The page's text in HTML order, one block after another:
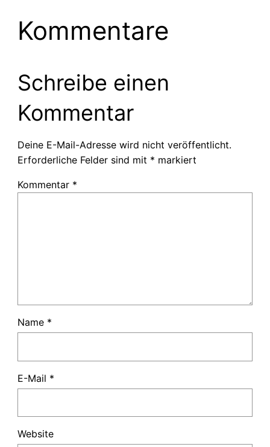
Kommentare
Schreibe einen
Kommentar
Deine E-Mail-Adresse wird nicht veröffentlicht.
Erforderliche Felder sind mit * markiert
Kommentar *
Name *
E-Mail *
Website